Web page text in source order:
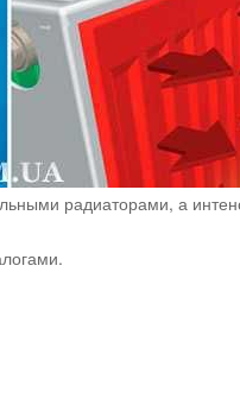
радиаторами, а